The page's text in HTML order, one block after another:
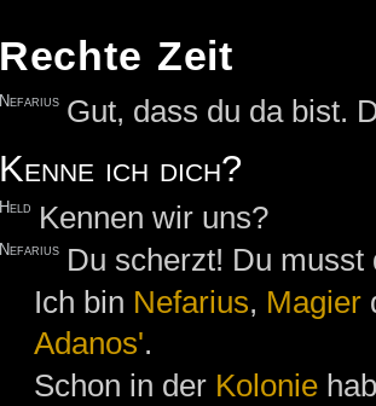
Rechte Zeit
Nefarius Gut, dass du da bist.
Kenne ich dich?
Held Kennen wir uns?
Nefarius Du scherzt! Du
Ich bin Nefarius, Magier
Adanos'.
Schon in der Kolonie